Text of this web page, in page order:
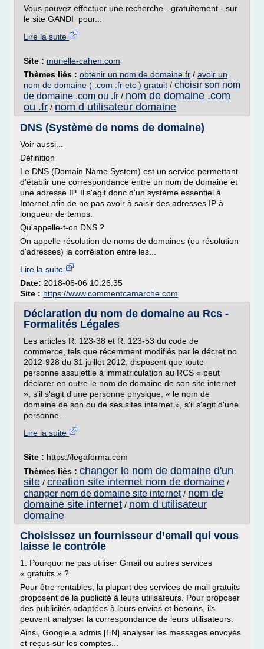
Vous pouvez effectuer une recherche - gratuitement - sur
le site GANDI pour...
Lire la suite
Site : murielle-cahen.com
Thèmes liés : obtenir un nom de domaine fr / avoir un
nom de domaine ( .com .fr etc ) gratuit / choisir son nom
de domaine .com ou .fr / nom de domaine .com
ou .fr / nom d utilisateur domaine
DNS (Système de noms de domaine)
Voir aussi...
Définition
Le DNS (Domain Name System) est un service permettant
d'établir une correspondance entre un nom de domaine et
une adresse IP. Il s'agit donc d'un système essentiel à
Internet afin de ne pas avoir à saisir des adresses IP à
longueur de temps.
Qu'appelle-t-on DNS ?
On appelle résolution de noms de domaines (ou résolution
d'adresses) la corrélation entre les...
Lire la suite
Date: 2018-06-06 10:26:35
Site : https://www.commentcamarche.com
Déclaration du nom de domaine au Rcs -
Formalités Légales
Les articles R. 123-38 et R. 123-53 du code de
commerce, tels que récemment modifiés par le décret no
2012-928 du 31 juillet 2012, disposent que toute
personne assujettie à immatriculation au RCS « peut
déclarer en outre le nom de domaine de son site internet
», s'il s'agit d'une personne physique, « le nom de
domaine de son ou de ses sites internet », s'il s'agit d'une
personne...
Lire la suite
Site : https://legaforma.com
Thèmes liés : changer le nom de domaine d'un
site / creation site internet nom de domaine /
changer nom de domaine site internet/ nom de
domaine site internet / nom d utilisateur
domaine
Choisissez un fournisseur d’email qui vous
laisse le contrôle
1. Pourquoi ne pas utiliser Gmail ou autres services
« gratuits » ?
Pour être rentables, la plupart des services de mail gratuits
proposent de la publicité à leurs utilisateurs. Pour proposer
des publicités adaptées à leurs envies et besoins, ils
peuvent analyser la correspondance de leurs utilisateurs.
Ainsi, Google a admis [EN] analyser les messages envoyés
et reçus sur les comptes...